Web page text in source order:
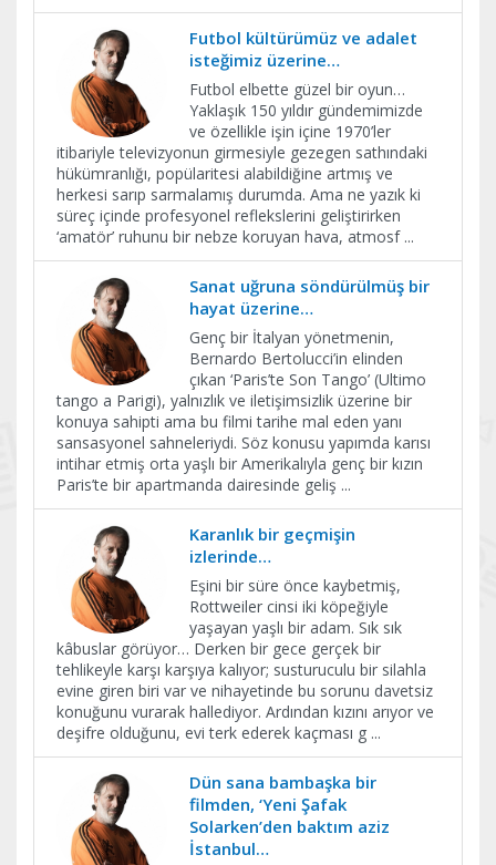
Futbol kültürümüz ve adalet
isteğimiz üzerine…
Futbol elbette güzel bir oyun…
Yaklaşık 150 yıldır gündemimizde
ve özellikle işin içine 1970’ler
itibariyle televizyonun girmesiyle gezegen sathındaki
hükümranlığı, popülaritesi alabildiğine artmış ve
herkesi sarıp sarmalamış durumda. Ama ne yazık ki
süreç içinde profesyonel reflekslerini geliştirirken
‘amatör’ ruhunu bir nebze koruyan hava, atmosf ...
Sanat uğruna söndürülmüş bir
hayat üzerine…
Genç bir İtalyan yönetmenin,
Bernardo Bertolucci’in elinden
çıkan ‘Paris’te Son Tango’ (Ultimo
tango a Parigi), yalnızlık ve iletişimsizlik üzerine bir
konuya sahipti ama bu filmi tarihe mal eden yanı
sansasyonel sahneleriydi. Söz konusu yapımda karısı
intihar etmiş orta yaşlı bir Amerikalıyla genç bir kızın
Paris’te bir apartmanda dairesinde geliş ...
Karanlık bir geçmişin
izlerinde…
Eşini bir süre önce kaybetmiş,
Rottweiler cinsi iki köpeğiyle
yaşayan yaşlı bir adam. Sık sık
kâbuslar görüyor… Derken bir gece gerçek bir
tehlikeyle karşı karşıya kalıyor; susturuculu bir silahla
evine giren biri var ve nihayetinde bu sorunu davetsiz
konuğunu vurarak hallediyor. Ardından kızını arıyor ve
deşifre olduğunu, evi terk ederek kaçması g ...
Dün sana bambaşka bir
filmden, ‘Yeni Şafak
Solarken’den baktım aziz
İstanbul…